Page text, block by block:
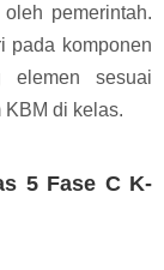
pemerintah.
pada komponen
elemen sesuai
di kelas.
5 Fase C K-